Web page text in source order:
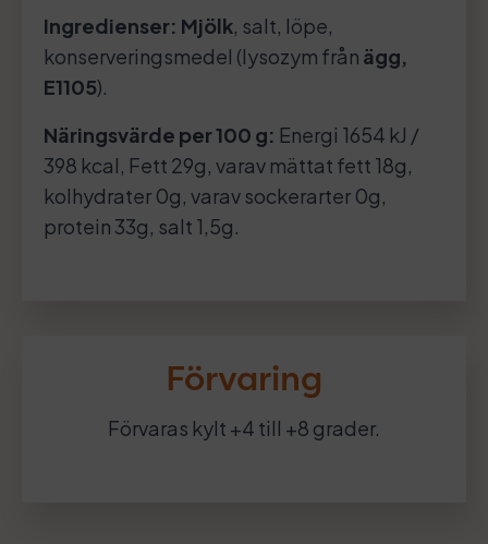
Ingredienser: Mjölk, salt, löpe,
konserveringsmedel (lysozym från ägg,
E1105).
Näringsvärde per 100 g: Energi 1654 kJ /
398 kcal, Fett 29g, varav mättat fett 18g,
kolhydrater 0g, varav sockerarter 0g,
protein 33g, salt 1,5g.
Förvaring
Förvaras kylt +4 till +8 grader.